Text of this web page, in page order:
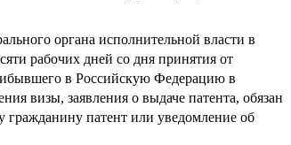
органа исполнительной власти в
рабочих дней со дня принятия от
в Российскую Федерацию в
визы, заявления о выдаче патента, обязан
гражданину патент или уведомление об